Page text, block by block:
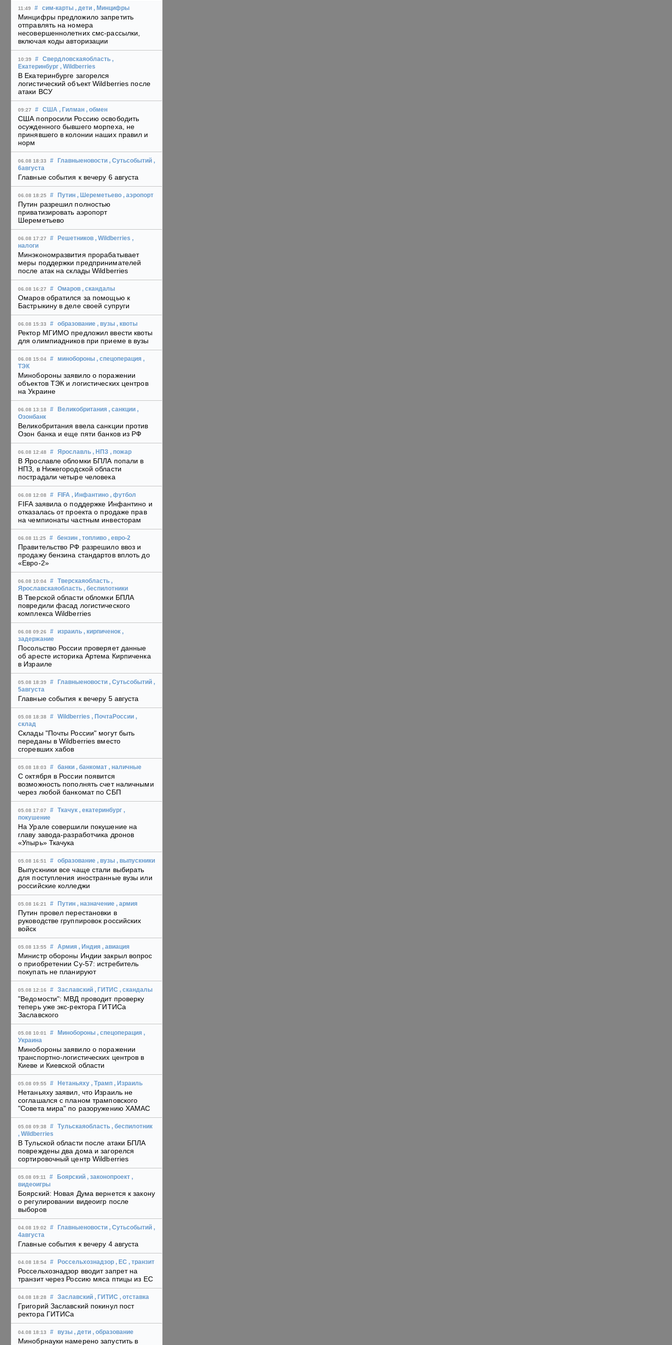
11:49 # сим-карты , дети , Минцифры
Минцифры предложило запретить
отправлять на номера
несовершеннолетних смс-рассылки,
включая коды авторизации
10:39 # Свердловскаяобласть ,
Екатеринбург , Wildberries
В Екатеринбурге загорелся
логистический объект Wildberries после
атаки ВСУ
09:27 # США , Гилман , обмен
США попросили Россию освободить
осужденного бывшего морпеха, не
принявшего в колонии наших правил и
норм
06.08 18:33 # Главныеновости , Сутьсобытий ,
6августа
Главные события к вечеру 6 августа
06.08 18:25 # Путин , Шереметьево , аэропорт
Путин разрешил полностью
приватизировать аэропорт
Шереметьево
06.08 17:27 # Решетников , Wildberries ,
налоги
Минэкономразвития прорабатывает
меры поддержки предпринимателей
после атак на склады Wildberries
06.08 16:27 # Омаров , скандалы
Омаров обратился за помощью к
Бастрыкину в деле своей супруги
06.08 15:33 # образование , вузы , квоты
Ректор МГИМО предложил ввести квоты
для олимпиадников при приеме в вузы
06.08 15:04 # минобороны , спецоперация ,
ТЭК
Минобороны заявило о поражении
объектов ТЭК и логистических центров
на Украине
06.08 13:18 # Великобритания , санкции ,
Озонбанк
Великобритания ввела санкции против
Озон банка и еще пяти банков из РФ
06.08 12:48 # Ярославль , НПЗ , пожар
В Ярославле обломки БПЛА попали в
НПЗ, в Нижегородской области
пострадали четыре человека
06.08 12:08 # FIFA , Инфантино , футбол
FIFA заявила о поддержке Инфантино и
отказалась от проекта о продаже прав
на чемпионаты частным инвесторам
06.08 11:25 # бензин , топливо , евро-2
Правительство РФ разрешило ввоз и
продажу бензина стандартов вплоть до
«Евро-2»
06.08 10:04 # Тверскаяобласть ,
Ярославскаяобласть , беспилотники
В Тверской области обломки БПЛА
повредили фасад логистического
комплекса Wildberries
06.08 09:26 # израиль , кирпиченок ,
задержание
Посольство России проверяет данные
об аресте историка Артема Кирпиченка
в Израиле
05.08 18:39 # Главныеновости , Сутьсобытий ,
5августа
Главные события к вечеру 5 августа
05.08 18:38 # Wildberries , ПочтаРоссии ,
склад
Склады "Почты России" могут быть
переданы в Wildberries вместо
сгоревших хабов
05.08 18:03 # банки , банкомат , наличные
С октября в России появится
возможность пополнять счет наличными
через любой банкомат по СБП
05.08 17:07 # Ткачук , екатеринбург ,
покушение
На Урале совершили покушение на
главу завода-разработчика дронов
«Упырь» Ткачука
05.08 16:51 # образование , вузы , выпускники
Выпускники все чаще стали выбирать
для поступления иностранные вузы или
российские колледжи
05.08 16:21 # Путин , назначение , армия
Путин провел перестановки в
руководстве группировок российских
войск
05.08 13:55 # Армия , Индия , авиация
Министр обороны Индии закрыл вопрос
о приобретении Су-57: истребитель
покупать не планируют
05.08 12:16 # Заславский , ГИТИС , скандалы
"Ведомости": МВД проводит проверку
теперь уже экс-ректора ГИТИСа
Заславского
05.08 10:01 # Минобороны , спецоперация ,
Украина
Минобороны заявило о поражении
транспортно-логистических центров в
Киеве и Киевской области
05.08 09:55 # Нетаньяху , Трамп , Израиль
Нетаньяху заявил, что Израиль не
соглашался с планом трамповского
"Совета мира" по разоружению ХАМАС
05.08 09:38 # Тульскаяобласть , беспилотник
, Wildberries
В Тульской области после атаки БПЛА
повреждены два дома и загорелся
сортировочный центр Wildberries
05.08 09:11 # Боярский , законопроект ,
видеоигры
Боярский: Новая Дума вернется к закону
о регулировании видеоигр после
выборов
04.08 19:02 # Главныеновости , Сутьсобытий ,
4августа
Главные события к вечеру 4 августа
04.08 18:54 # Россельхознадзор , ЕС , транзит
Россельхознадзор вводит запрет на
транзит через Россию мяса птицы из ЕС
04.08 18:28 # Заславский , ГИТИС , отставка
Григорий Заславский покинул пост
ректора ГИТИСа
04.08 18:13 # вузы , дети , образование
Минобрнауки намерено запустить в